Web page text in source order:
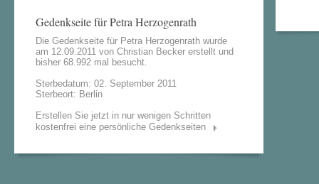
Gedenkseite für Petra Herzogenrath
Die Gedenkseite für Petra Herzogenrath wurde
am 12.09.2011 von Christian Becker erstellt und
bisher 68.992 mal besucht.
Sterbedatum: 02. September 2011
Sterbeort: Berlin
Erstellen Sie jetzt in nur wenigen Schritten
kostenfrei eine persönliche Gedenkseiten